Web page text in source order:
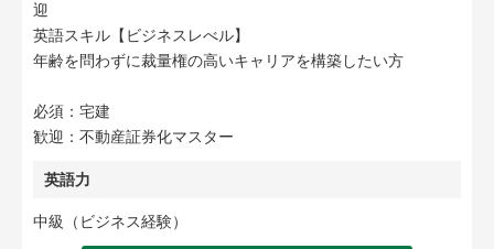
迎
英語スキル【ビジネスレべル】
年齢を問わずに裁量権の高いキャリアを構築したい方
必須：宅建
歓迎：不動産証券化マスター
英語力
中級（ビジネス経験）